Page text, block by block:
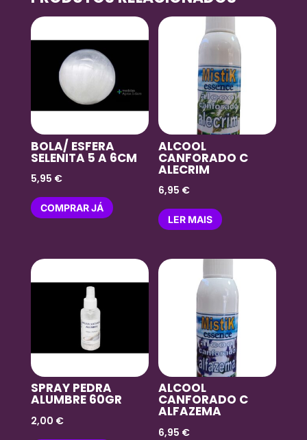
BOLA/ ESFERA
SELENITA 5 A 6CM
5,95 €
COMPRAR JÁ
ALCOOL
CANFORADO C
ALECRIM
6,95 €
LER MAIS
SPRAY PEDRA
ALUMBRE 60GR
2,00 €
ALCOOL
CANFORADO C
ALFAZEMA
6,95 €